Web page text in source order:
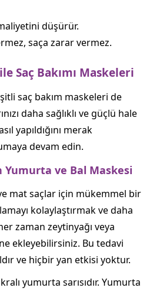
düşürür.
saça zarar vermez.
Saç Bakımı Maskeleri
saç bakım maskeleri de
daha sağlıklı ve güçlü hale
yapıldığını merak
devam edin.
Yumurta ve Bal Maskesi
mat saçlar için mükemmel bir
kolaylaştırmak ve daha
zaman zeytinyağı veya
ekleyebilirsiniz. Bu tedavi
ve hiçbir yan etkisi yoktur.
yumurta sarısıdır. Yumurta